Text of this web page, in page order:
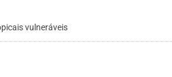
vulneráveis